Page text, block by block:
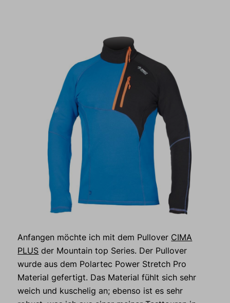
Anfangen möchte ich mit dem Pullover CIMA
PLUS der Mountain top Series. Der Pullover
wurde aus dem Polartec Power Stretch Pro
Material gefertigt. Das Material fühlt sich sehr
weich und kuschelig an; ebenso ist es sehr